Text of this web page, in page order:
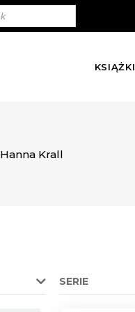
KSIĄŻKI
Hanna Krall
SERIE